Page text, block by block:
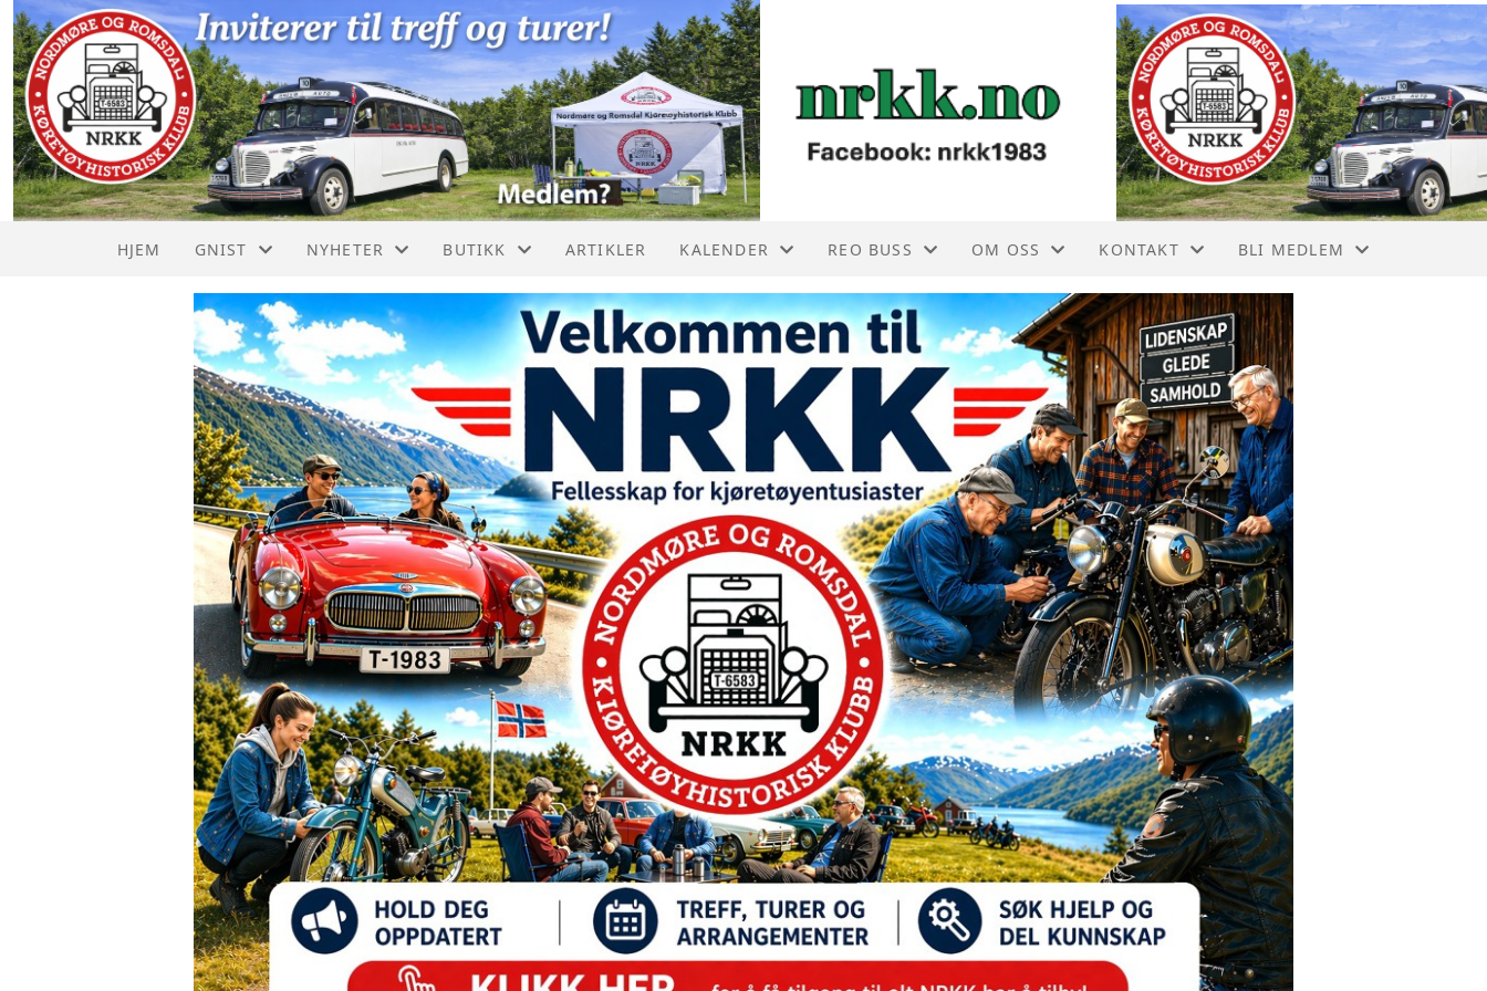
HJEM GNIST
GNIST - HVA ER DET
NYHETER
SISTE NYTT FRA NKK
BUTIKK
NRKK BUTIKKEN
GRILLMERKE MONTERING
REO BUSS TIL SALGS
ARTIKLER KALENDER
TREFFKALENDER
REO BUSS
REO BUSS NRKK
OM OSS
40 ÅRS HISTORIE
FØRSTE PROTOKOLL 6 MAI 1983
FORSIKRING OG LMK
KONTAKT
KONTAKT OSS
BRYLLUPKJØRING
BLI MEDLEM
BLI MEDLEM
VEDTEKTER
PERSONVERN